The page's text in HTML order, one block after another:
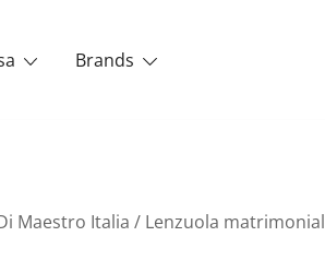
Brands
Maestro Italia / Lenzuola